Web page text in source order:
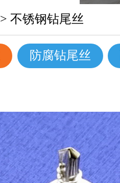
> 不锈钢钻尾丝
防腐钻尾丝